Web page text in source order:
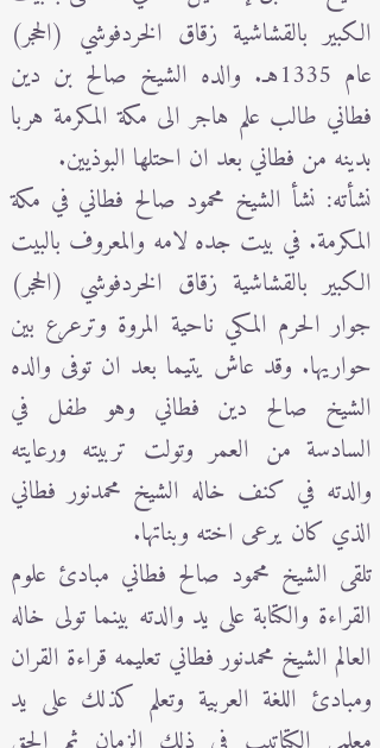
الكبير بالقشاشية زقاق الخردفوشي (الحجر)
عام 1335هـ. والده الشيخ صالح بن دين
فطاني طالب علم هاجر الى مكة المكرمة هربا
بدينه من فطاني بعد ان احتلها البوذيين.
نشأته: نشأ الشيخ محمود صالح فطاني في مكة
المكرمة. في بيت جده لامه والمعروف بالبيت
الكبير بالقشاشية زقاق الخردفوشي (الحجر)
جوار الحرم المكي ناحية المروة وترعرع بين
حواريها. وقد عاش يتيما بعد ان توفى والده
الشيخ صالح دين فطاني وهو طفل في
السادسة من العمر وتولت تربيته ورعايته
والدته في كنف خاله الشيخ محمدنور فطاني
الذي كان يرعى اخته وبناتها.
تلقى الشيخ محمود صالح فطاني مبادئ علوم
القراءة والكتابة على يد والدته بينما تولى خاله
العالم الشيخ محمدنور فطاني تعليمه قراءة القران
ومبادئ اللغة العربية وتعلم كذلك على يد